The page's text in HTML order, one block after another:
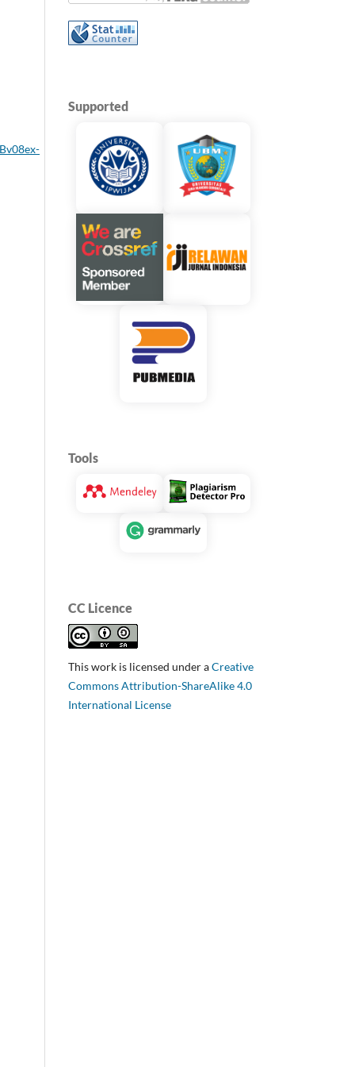
Supported
Tools
CC Licence
This work is licensed under aCreative
Commons Attribution-ShareAlike 4.0
International License